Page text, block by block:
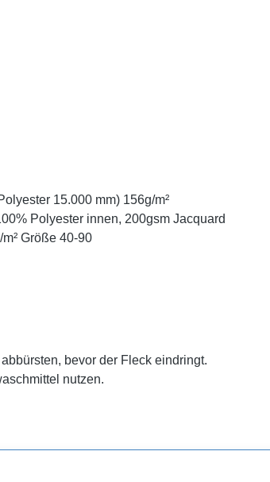
15.000 mm) 156g/m²
Polyester innen, 200gsm Jacquard
Größe 40-90
bevor der Fleck eindringt.
nutzen.